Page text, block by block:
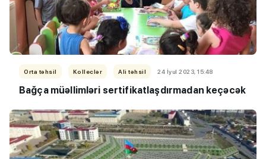
Orta təhsil Kolleclər Ali təhsil 24 İyul 2023, 15:48
Bağça müəllimləri sertifikatlaşdırmadan keçəcək